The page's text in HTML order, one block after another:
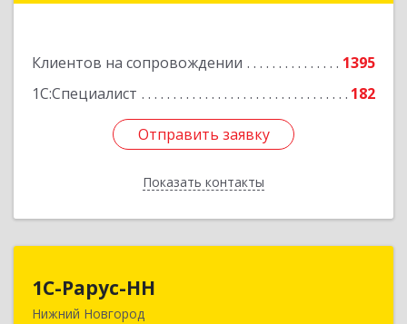
Клиентов на сопровождении
1395
1С:Специалист
182
Отправить заявку
Показать контакты
Отправить заявку
Назад
1С-Рарус-НН
Нижний Новгород
603093, Нижегородская обл, г.о. город Нижний